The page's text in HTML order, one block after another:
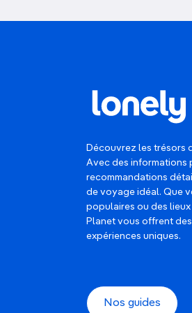
denivelé de
facilement
Où faire
Le surf, c'est
chevaucher
destinations
Considéré
Découvrez les trésors
Avec des informations
recommandations
de voyage idéal. Que
populaires ou des
Planet vous offrent
expériences uniques.
Nos guides